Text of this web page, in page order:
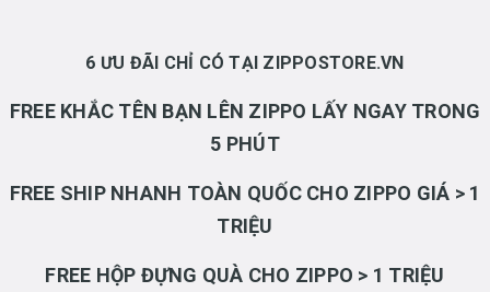
6 ƯU ĐÃI CHỈ CÓ TẠI ZIPPOSTORE.VN
FREE KHẮC TÊN BẠN LÊN ZIPPO LẤY NGAY TRONG
5 PHÚT
FREE SHIP NHANH TOÀN QUỐC CHO ZIPPO GIÁ > 1
TRIỆU
FREE HỘP ĐỰNG QUÀ CHO ZIPPO > 1 TRIỆU